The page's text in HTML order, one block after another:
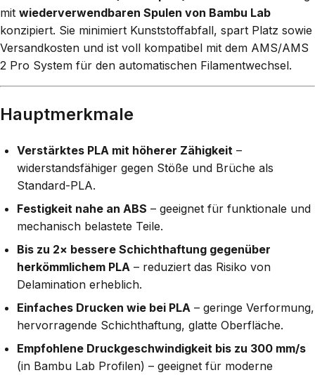
mit wiederverwendbaren Spulen von Bambu Lab
konzipiert. Sie minimiert Kunststoffabfall, spart Platz sowie
Versandkosten und ist voll kompatibel mit dem AMS/AMS
2 Pro System für den automatischen Filamentwechsel.
Hauptmerkmale
Verstärktes PLA mit höherer Zähigkeit –
widerstandsfähiger gegen Stöße und Brüche als
Standard-PLA.
Festigkeit nahe an ABS – geeignet für funktionale und
mechanisch belastete Teile.
Bis zu 2× bessere Schichthaftung gegenüber
herkömmlichem PLA – reduziert das Risiko von
Delamination erheblich.
Einfaches Drucken wie bei PLA – geringe Verformung,
hervorragende Schichthaftung, glatte Oberfläche.
Empfohlene Druckgeschwindigkeit bis zu 300 mm/s
(in Bambu Lab Profilen) – geeignet für moderne